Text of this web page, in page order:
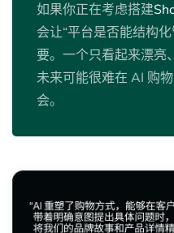
如果你正在考虑搭建
会让“平台是否能结构
要。一个只看起来漂亮
未来可能很难在 AI 购
会。